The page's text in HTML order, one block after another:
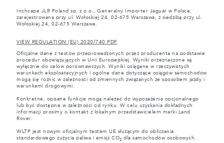
Inchcape JLR Poland sp. z o.o., Generalny Importer Jaguar w Polsce,
zarejestrowana przy ul. Wołoskiej 24, 02-675 Warszawa, z siedzibą przy ul.
Wołoskiej 24, 02-675 Warszawa.
VIEW REGULATION (EU) 2020/740 PDF
Oficjalne dane z testów przeprowadzonych przez producenta na podstawie
procedur obowiązujących w Unii Europejskiej. Wyniki przeznaczone są
wyłącznie do celów porównawczych. Wyniki osiągane w rzeczywistych
warunkach eksploatacyjnych i ogólne dane dotyczące osiągów samochodów
mogą się różnic w zależności od zmiennych związanych ze sposobem jazdy i
warunkami drogowymi.
Konkretne, opisane funkcje mogą należeć do wyposażenia opcjonalnego
lub być dostępne w zależności od rynku. W celu uzyskania dokładnych
informacji prosimy o kontakt z lokalnym przedstawicielem marki Land
Rover.
WLTP jest nowym oficjalnym testem UE służącym do obliczania
standardowego zużycia paliwa i emisji CO2 dla samochodów osobowych.